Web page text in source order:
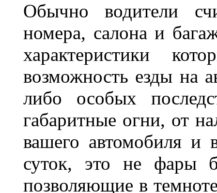
Обычно водители
номера, салона и
характеристики
возможность езды на
либо особых
габаритные огни, от
вашего автомобиля и
суток, это не фары
позволяющие в